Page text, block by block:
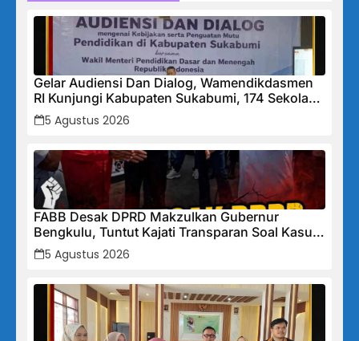
Gelar Audiensi Dan Dialog, Wamendikdasmen
RI Kunjungi Kabupaten Sukabumi, 174 Sekolah
Mendapat Bantuan Rehabilitasi
5 Agustus 2026
FABB Desak DPRD Makzulkan Gubernur
Bengkulu, Tuntut Kajati Transparan Soal Kasus
Mega Mall
5 Agustus 2026